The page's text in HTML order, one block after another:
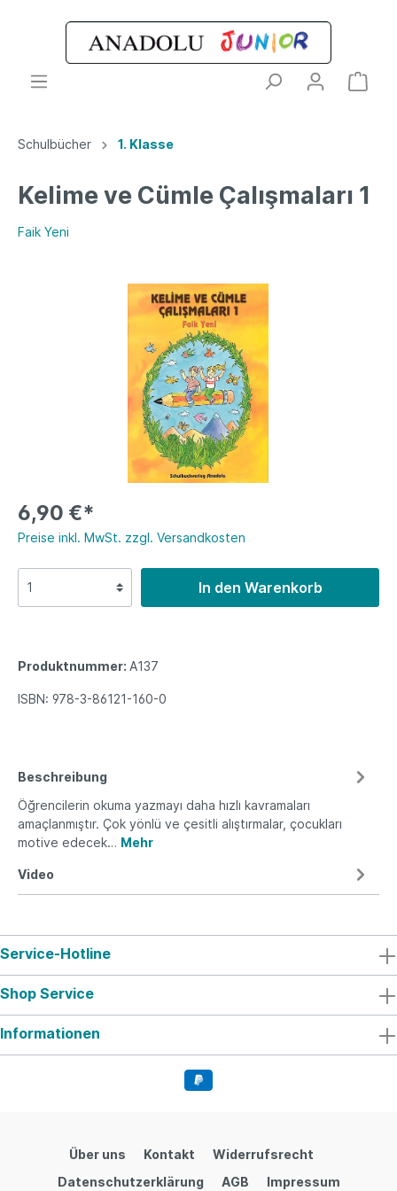
Schulbücher 1. Klasse
Kelime ve Cümle Çalışmaları 1
Faik Yeni
6,90 €*
Preise inkl. MwSt. zzgl. Versandkosten
In den Warenkorb
Produktnummer: A137
ISBN: 978-3-86121-160-0
Beschreibung
Öğrencilerin okuma yazmayı daha hızlı kavramaları
amaçlanmıştır. Çok yönlü ve çesitli alıştırmalar, çocukları
motive edecek… Mehr
Video
Service-Hotline
Shop Service
Informationen
Über uns Kontakt
Widerrufsrecht
Datenschutzerklärung
AGB Impressum